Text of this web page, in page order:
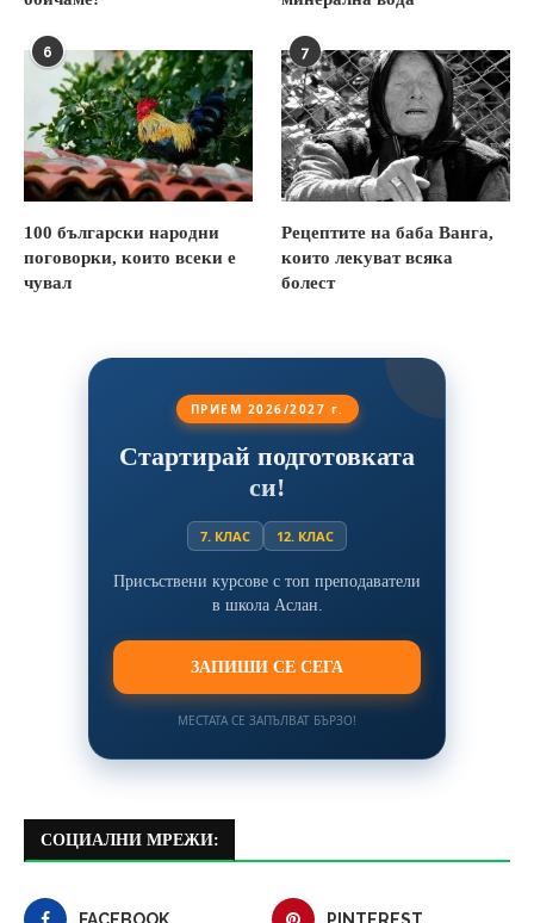
6
100 български народни
поговорки, които всеки е
чувал
7
Рецептите на баба Ванга,
които лекуват всяка
болест
ПРИЕМ 2026/2027 г.
Стартирай подготовката
си!
7. КЛАС 12. КЛАС
Присъствени курсове с топ преподаватели
в школа Аслан.
ЗАПИШИ СЕ СЕГА
МЕСТАТА СЕ ЗАПЪЛВАТ БЪРЗО!
СОЦИАЛНИ МРЕЖИ: